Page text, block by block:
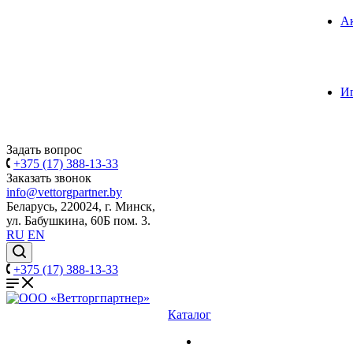
Задать вопрос
+375 (17) 388-13-33
Заказать звонок
info@vettorgpartner.by
Беларусь, 220024, г. Минск,
ул. Бабушкина, 60Б пом. 3.
RU EN
+375 (17) 388-13-33
Каталог